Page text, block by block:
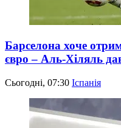
Барселона хоче
євро – Аль-Хіляль
Сьогодні, 07:30 Іспанія